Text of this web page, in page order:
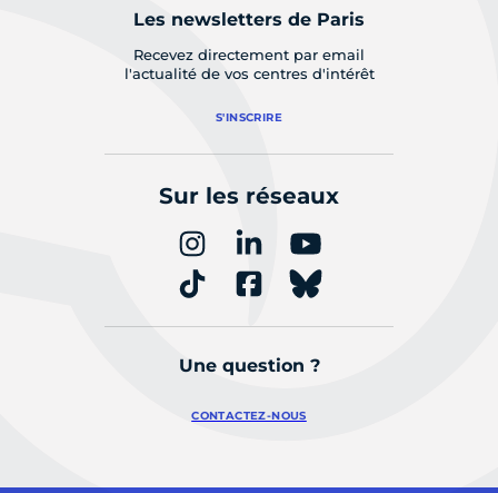
Les newsletters de Paris
Recevez directement par email
l'actualité de vos centres d'intérêt
S'INSCRIRE
Sur les réseaux
Une question ?
CONTACTEZ-NOUS